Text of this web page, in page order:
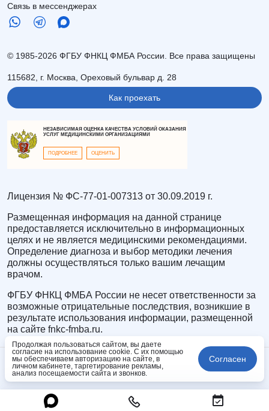
Связь в мессенджерах
© 1985-2026 ФГБУ ФНКЦ ФМБА России. Все права защищены
115682, г. Москва, Ореховый бульвар д. 28
Как проехать
НЕЗАВИСИМАЯ ОЦЕНКА КАЧЕСТВА УСЛОВИЙ ОКАЗАНИЯ
УСЛУГ МЕДИЦИНСКИМИ ОРГАНИЗАЦИЯМИ
ПОДРОБНЕЕ ОЦЕНИТЬ
Лицензия № ФС-77-01-007313 от 30.09.2019 г.
Размещенная информация на данной странице
предоставляется исключительно в информационных
целях и не является медицинскими рекомендациями.
Определение диагноза и выбор методики лечения
должны осуществляться только вашим лечащим
врачом.
ФГБУ ФНКЦ ФМБА России не несет ответственности за
возможные отрицательные последствия, возникшие в
результате использования информации, размещенной
на сайте fnkc-fmba.ru.
Продолжая пользоваться сайтом, вы даете
согласие на использование cookie. С их помощью
мы обеспечиваем авторизацию на сайте, в
личном кабинете, таргетирование рекламы,
анализ посещаемости сайта и звонков.
Согласен